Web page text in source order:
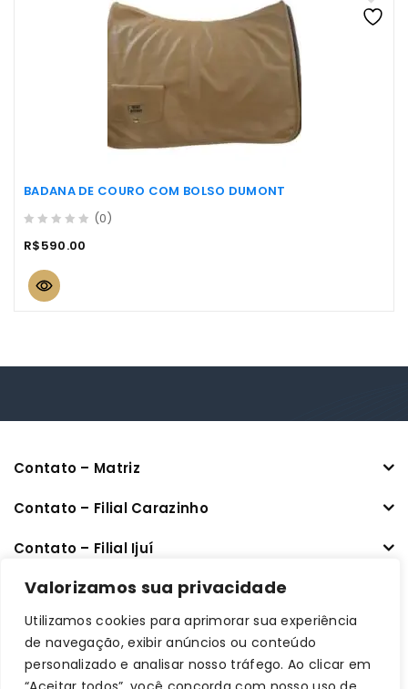
Valorizamos sua privacidade
Utilizamos cookies para aprimorar sua experiência
de navegação, exibir anúncios ou conteúdo
personalizado e analisar nosso tráfego. Ao clicar em
BADANA DE COURO COM BOLSO DUMONT
out
5
(0)
R$590.00
Contato – Matriz
Contato – Filial Carazinho
Contato – Filial Ijuí
CNPJ: 33.470.401/0001-64
Links úteis
Informações